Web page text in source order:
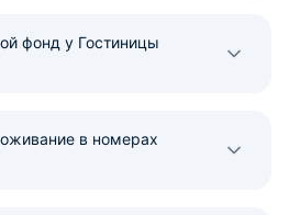
фонд у Гостиницы
в номерах